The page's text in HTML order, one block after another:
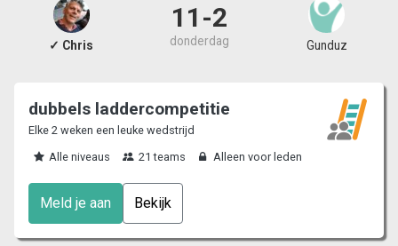
✓ Chris
11-2
donderdag Gunduz
dubbels laddercompetitie
Elke 2 weken een leuke wedstrijd
Alle niveaus
21 teams Alleen voor leden
Meld je aan Bekijk